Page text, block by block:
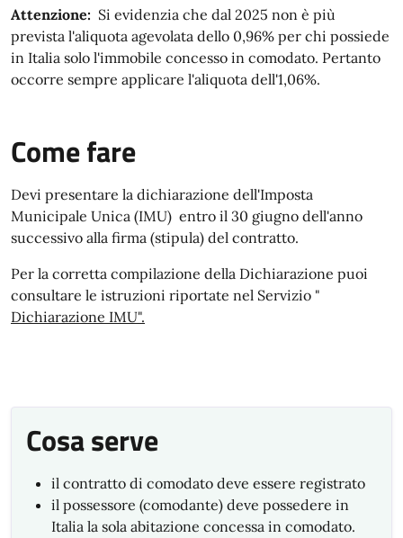
Attenzione: Si evidenzia che dal 2025 non è più
prevista l'aliquota agevolata dello 0,96% per chi possiede
in Italia solo l'immobile concesso in comodato. Pertanto
occorre sempre applicare l'aliquota dell'1,06%.
Come fare
Devi presentare la dichiarazione dell'Imposta
Municipale Unica (IMU) entro il 30 giugno dell'anno
successivo alla firma (stipula) del contratto.
Per la corretta compilazione della Dichiarazione puoi
consultare le istruzioni riportate nel Servizio "
Dichiarazione IMU".
Cosa serve
il contratto di comodato deve essere registrato
il possessore (comodante) deve possedere in
Italia la sola abitazione concessa in comodato.